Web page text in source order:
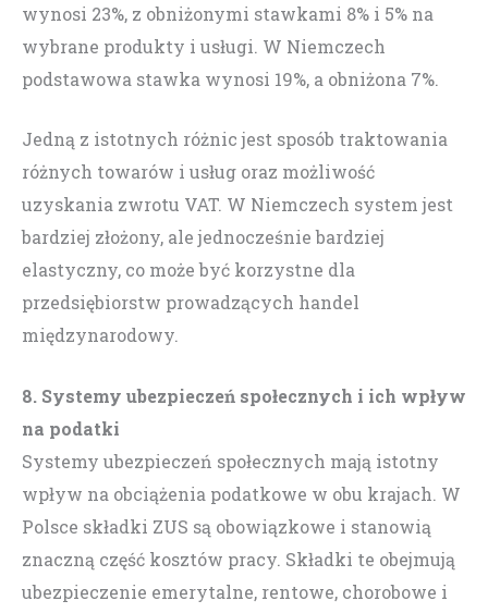
wynosi 23%, z obniżonymi stawkami 8% i 5% na
wybrane produkty i usługi. W Niemczech
podstawowa stawka wynosi 19%, a obniżona 7%.
Jedną z istotnych różnic jest sposób traktowania
różnych towarów i usług oraz możliwość
uzyskania zwrotu VAT. W Niemczech system jest
bardziej złożony, ale jednocześnie bardziej
elastyczny, co może być korzystne dla
przedsiębiorstw prowadzących handel
międzynarodowy.
8. Systemy ubezpieczeń społecznych i ich wpływ
na podatki
Systemy ubezpieczeń społecznych mają istotny
wpływ na obciążenia podatkowe w obu krajach. W
Polsce składki ZUS są obowiązkowe i stanowią
znaczną część kosztów pracy. Składki te obejmują
ubezpieczenie emerytalne, rentowe, chorobowe i